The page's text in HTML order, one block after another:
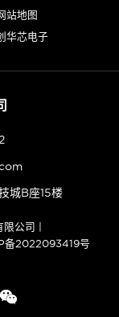
站地图
华芯电子
城B座15楼
公司 |
备2022093419号